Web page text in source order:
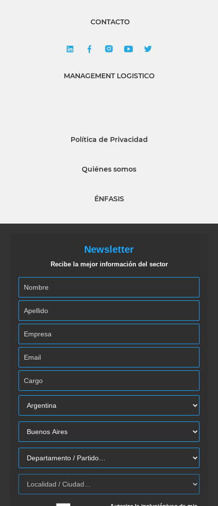
CONTACTO
MANAGEMENT LOGISTICO
Política de Privacidad
Quiénes somos
ÉNFASIS
Newsletter
Recibe la mejor información del sector